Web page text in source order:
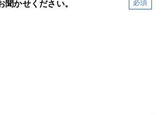
かせください。